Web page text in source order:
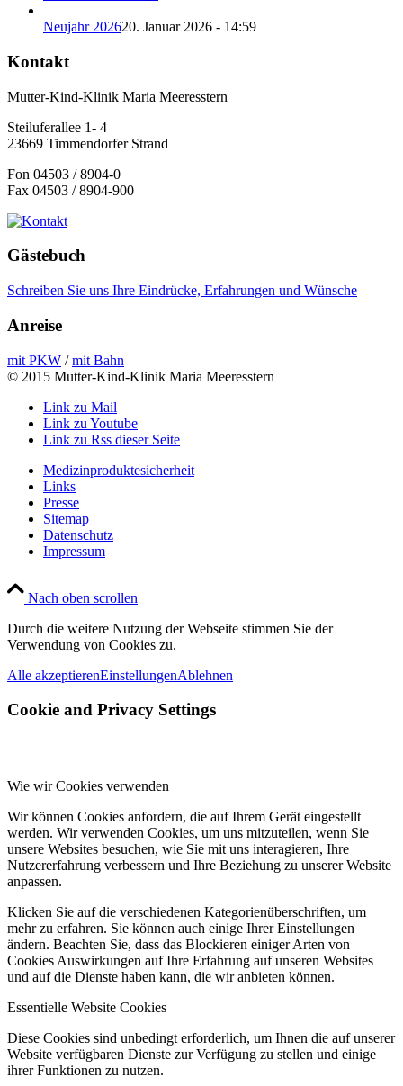
Neujahr 202620. Januar 2026 - 14:59
Kontakt
Mutter-Kind-Klinik Maria Meeresstern
Steiluferallee 1- 4
23669 Timmendorfer Strand
Fon 04503 / 8904-0
Fax 04503 / 8904-900
Gästebuch
Schreiben Sie uns Ihre Eindrücke, Erfahrungen und Wünsche
Anreise
mit PKW /mit Bahn
© 2015 Mutter-Kind-Klinik Maria Meeresstern
Link zu Mail
Link zu Youtube
Link zu Rss dieser Seite
Medizinproduktesicherheit
Links
Presse
Sitemap
Datenschutz
Impressum
Nach oben scrollen
Durch die weitere Nutzung der Webseite stimmen Sie der
Verwendung von Cookies zu.
Alle akzeptierenEinstellungenAblehnen
Cookie and Privacy Settings
Wie wir Cookies verwenden
Wir können Cookies anfordern, die auf Ihrem Gerät eingestellt
werden. Wir verwenden Cookies, um uns mitzuteilen, wenn Sie
unsere Websites besuchen, wie Sie mit uns interagieren, Ihre
Nutzererfahrung verbessern und Ihre Beziehung zu unserer Website
anpassen.
Klicken Sie auf die verschiedenen Kategorienüberschriften, um
mehr zu erfahren. Sie können auch einige Ihrer Einstellungen
ändern. Beachten Sie, dass das Blockieren einiger Arten von
Cookies Auswirkungen auf Ihre Erfahrung auf unseren Websites
und auf die Dienste haben kann, die wir anbieten können.
Essentielle Website Cookies
Diese Cookies sind unbedingt erforderlich, um Ihnen die auf unserer
Website verfügbaren Dienste zur Verfügung zu stellen und einige
ihrer Funktionen zu nutzen.